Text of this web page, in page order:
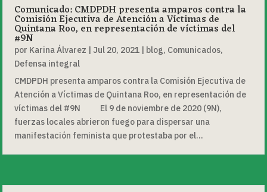
Comunicado: CMDPDH presenta amparos contra la
Comisión Ejecutiva de Atención a Víctimas de
Quintana Roo, en representación de víctimas del
#9N
por Karina Álvarez Jul 20, 2021 blog, Comunicados,
Defensa integral
CMDPDH presenta amparos contra la Comisión Ejecutiva de
Atención a Víctimas de Quintana Roo, en representación de
víctimas del #9N El 9 de noviembre de 2020 (9N),
fuerzas locales abrieron fuego para dispersar una
manifestación feminista que protestaba por el...